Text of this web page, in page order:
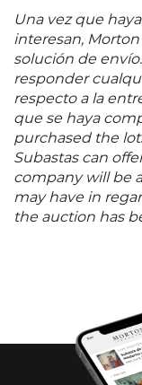
Una vez que
interesan,
solución de
responder
respecto a la
que se haya
purchased the
Subastas can
company will be
may have in
the auction has